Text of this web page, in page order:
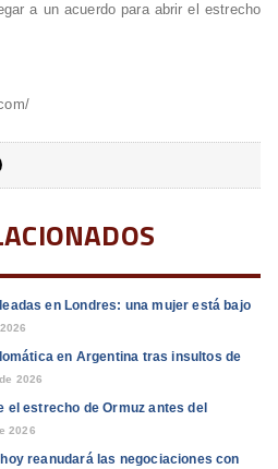
a un acuerdo para abrir el estrecho
en Londres: una mujer está bajo
en Argentina tras insultos de
2026
el estrecho de Ormuz antes del
2026
reanudará las negociaciones con